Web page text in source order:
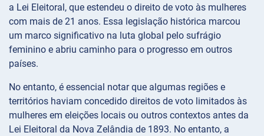
a Lei Eleitoral, que estendeu o direito de voto às mulheres
com mais de 21 anos. Essa legislação histórica marcou
um marco significativo na luta global pelo sufrágio
feminino e abriu caminho para o progresso em outros
países.
No entanto, é essencial notar que algumas regiões e
territórios haviam concedido direitos de voto limitados às
mulheres em eleições locais ou outros contextos antes da
Lei Eleitoral da Nova Zelândia de 1893. No entanto, a